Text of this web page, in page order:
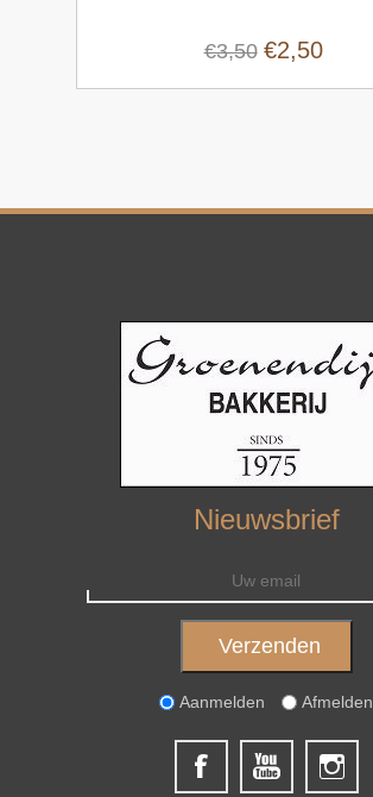
€3,50 €2,50
Nieuwsbrief
Aanmelden Afmelden